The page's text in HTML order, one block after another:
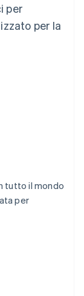
per
per la
tutto il mondo
per